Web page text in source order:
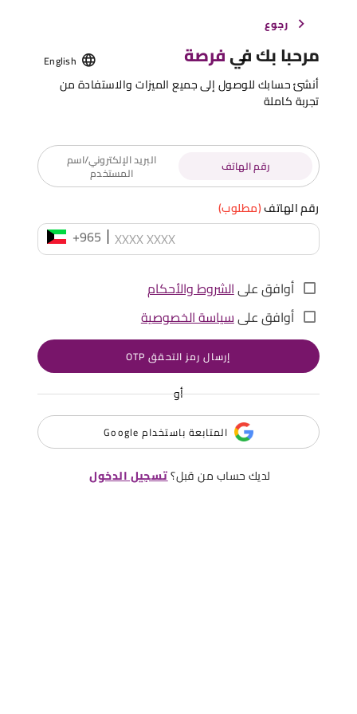
رجوع
مرحبا بك فيفرصة English
أنشئ حسابك للوصول إلى جميع الميزات والاستفادة من
تجربة كاملة
رقم الهاتف البريد الإلكتروني/اسم
المستخدم
رقم الهاتف(مطلوب)
+965
أوافق علىالشروط والأحكام
أوافق علىسياسة الخصوصية
إرسال رمز التحقق OTP
أو
المتابعة باستخدام Google
لديك حساب من قبل؟تسجيل الدخول